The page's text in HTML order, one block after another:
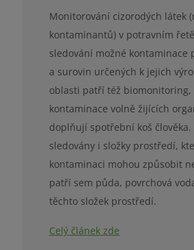
Monitorování cizorodých látek
kontaminantů) v potravním
sledování možné kontaminace
a surovin určených k jejich
oblasti patří též biomonitoring,
kontaminace volně žijících
doplňují spotřební koš člověka.
sledovány i složky prostředí,
kontaminaci mohou způsobit
patří sem půda, povrchová
těchto složek prostředí.
Celý článek zde